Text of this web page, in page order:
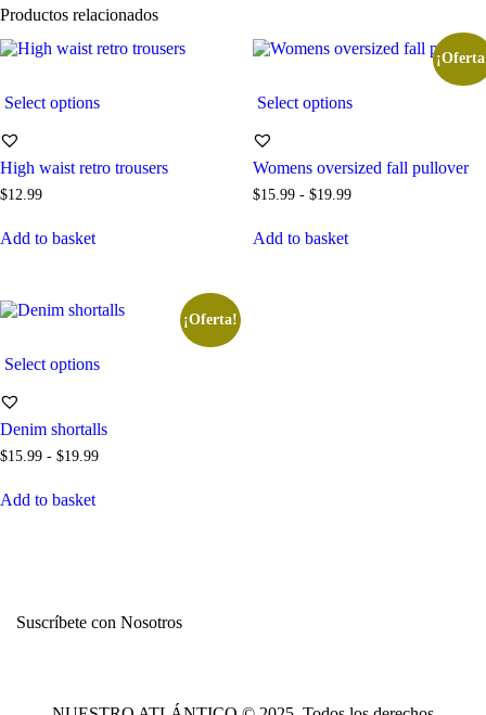
Productos relacionados
Select options
High waist retro trousers
$12.99
Add to basket
Select options
Womens oversized fall pullover
$15.99 - $19.99
Add to basket
¡Oferta!
Select options
Denim shortalls
$15.99 - $19.99
Add to basket
Suscríbete con Nosotros